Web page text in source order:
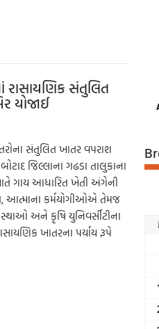
રાસાયણિક સંતુલિત
યોજાઈ
સંતુલિત ખાતર વપરાશ
જિલ્લાના ગઢડા તાલુકાના
ગાય આધારિત ખેતી અંગેની
આત્માના કર્મયોગીઓએ તેમજ
અને કૃષિ યુનિવર્સીટીના
ખાતરના પર્યાય રૂપે